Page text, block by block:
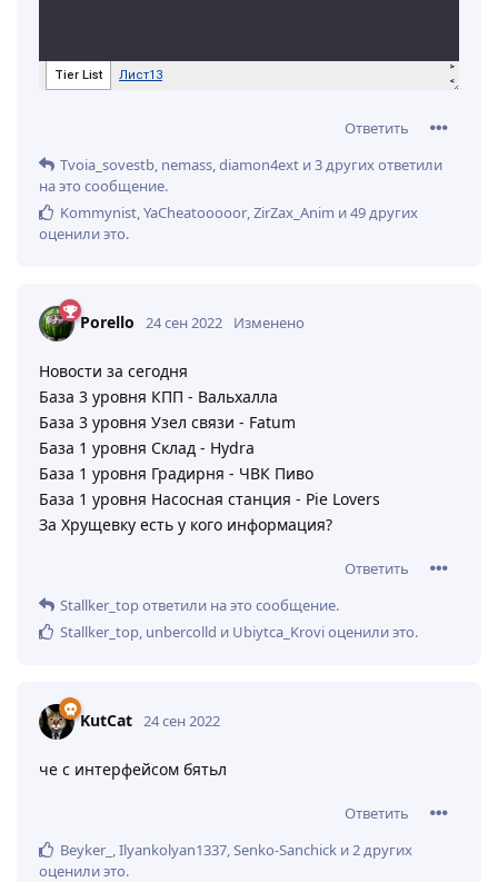
Ответить
Tvoia_sovestb, nemass,diamon4ext и3другихответили
на это сообщение.
Kommynist,YaCheatooooor,ZirZax_Anim и49других
оценили это.
Porello 24 сен 2022 Изменено
Новости за сегодня
База 3 уровня КПП - Вальхалла
База 3 уровня Узел связи - Fatum
База 1 уровня Склад - Hydra
База 1 уровня Градирня - ЧВК Пиво
База 1 уровня Насосная станция - Pie Lovers
За Хрущевку есть у кого информация?
Ответить
Stallker_topответили на это сообщение.
Stallker_top, unbercolld и Ubiytca_Kroviоценили это.
KutCat 24 сен 2022
че с интерфейсом бятьл
Ответить
Beyker_ ,Ilyankolyan1337,Senko-Sanchick и2других
оценили это.